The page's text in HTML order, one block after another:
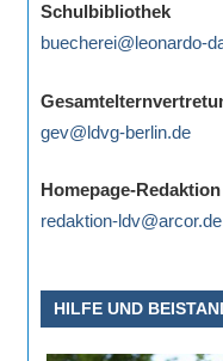
Schulbibliothek
buecherei@leonardo-
gev@ldvg-berlin.de
Homepage-Redaktion
redaktion-ldv@arcor.de
HILFE UND